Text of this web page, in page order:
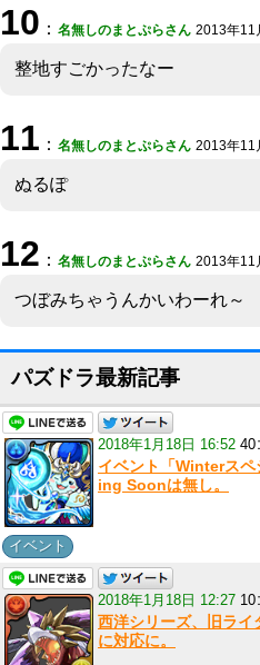
10 ： 名無しのまとぷらさん 2013年11
整地すごかったなー
11 ： 名無しのまとぷらさん 2013年11
ぬるぽ
12 ： 名無しのまとぷらさん 2013年11
つぼみちゃうんかいわーれ～
パズドラ最新記事
2018年1月18日 16:52 40
イベント「Winterス
ing Soonは無し。
イベント
2018年1月18日 12:27 10
西洋シリーズ、旧ライ
に対応に。